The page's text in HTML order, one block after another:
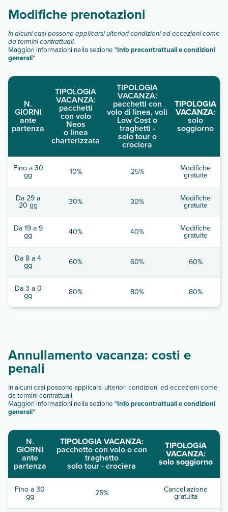
Modifiche prenotazioni
In alcuni casi possono applicarsi ulteriori condizioni ed eccezioni come
da termini contrattuali.
Maggiori informazioni nella sezione "Info precontrattuali e condizioni
generali"
N.
GIORNI
ante
partenza
TIPOLOGIA
VACANZA:
pacchetti
con volo
Neos
o linea
charterizzata
TIPOLOGIA
VACANZA:
pacchetti con
volo di linea, voli
Low Cost o
traghetti -
solo tour o
crociera
TIPOLOGIA
VACANZA:
solo
soggiorno
Fino a 30
gg 10% 25% Modifiche
gratuite
Da 29 a
20 gg 30% 30% Modifiche
gratuite
Da 19 a 9
gg 40% 40% Modifiche
gratuite
Da 8 a 4
gg 60% 60% 60%
Da 3 a 0
gg 80% 80% 80%
Annullamento vacanza: costi e
penali
In alcuni casi possono applicarsi ulteriori condizioni ed eccezioni come
da termini contrattuali
Maggiori informazioni nella sezione "Info precontrattuali e condizioni
generali"
N.
GIORNI
ante
partenza
TIPOLOGIA VACANZA:
pacchetto con volo o con
traghetto
solo tour - crociera
TIPOLOGIA
VACANZA:
solo soggiorno
Fino a 30
gg 25% Cancellazione
gratuita